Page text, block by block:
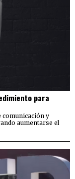
para
comunicación y
aumentarse el